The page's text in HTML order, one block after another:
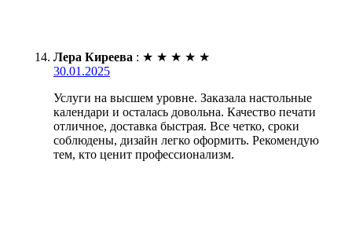
Лера Киреева : ★ ★ ★ ★ ★
30.01.2025
Услуги на высшем уровне. Заказала настольные
календари и осталась довольна. Качество печати
отличное, доставка быстрая. Все четко, сроки
соблюдены, дизайн легко оформить. Рекомендую
тем, кто ценит профессионализм.